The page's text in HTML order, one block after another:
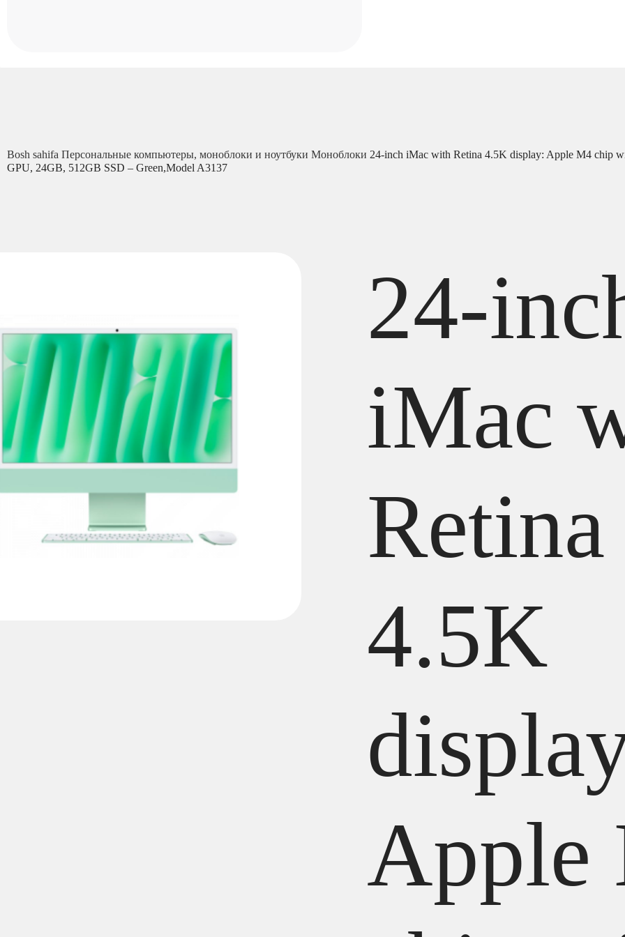
Bosh sahifa Персональные компьютеры, моноблоки и ноутбуки Моноблоки 24-inch iMac with Retina 4.5K display: Apple M4 chip
GPU, 24GB, 512GB SSD – Green,Model A3137
24-
iMac
Retina
4.5K
Apple